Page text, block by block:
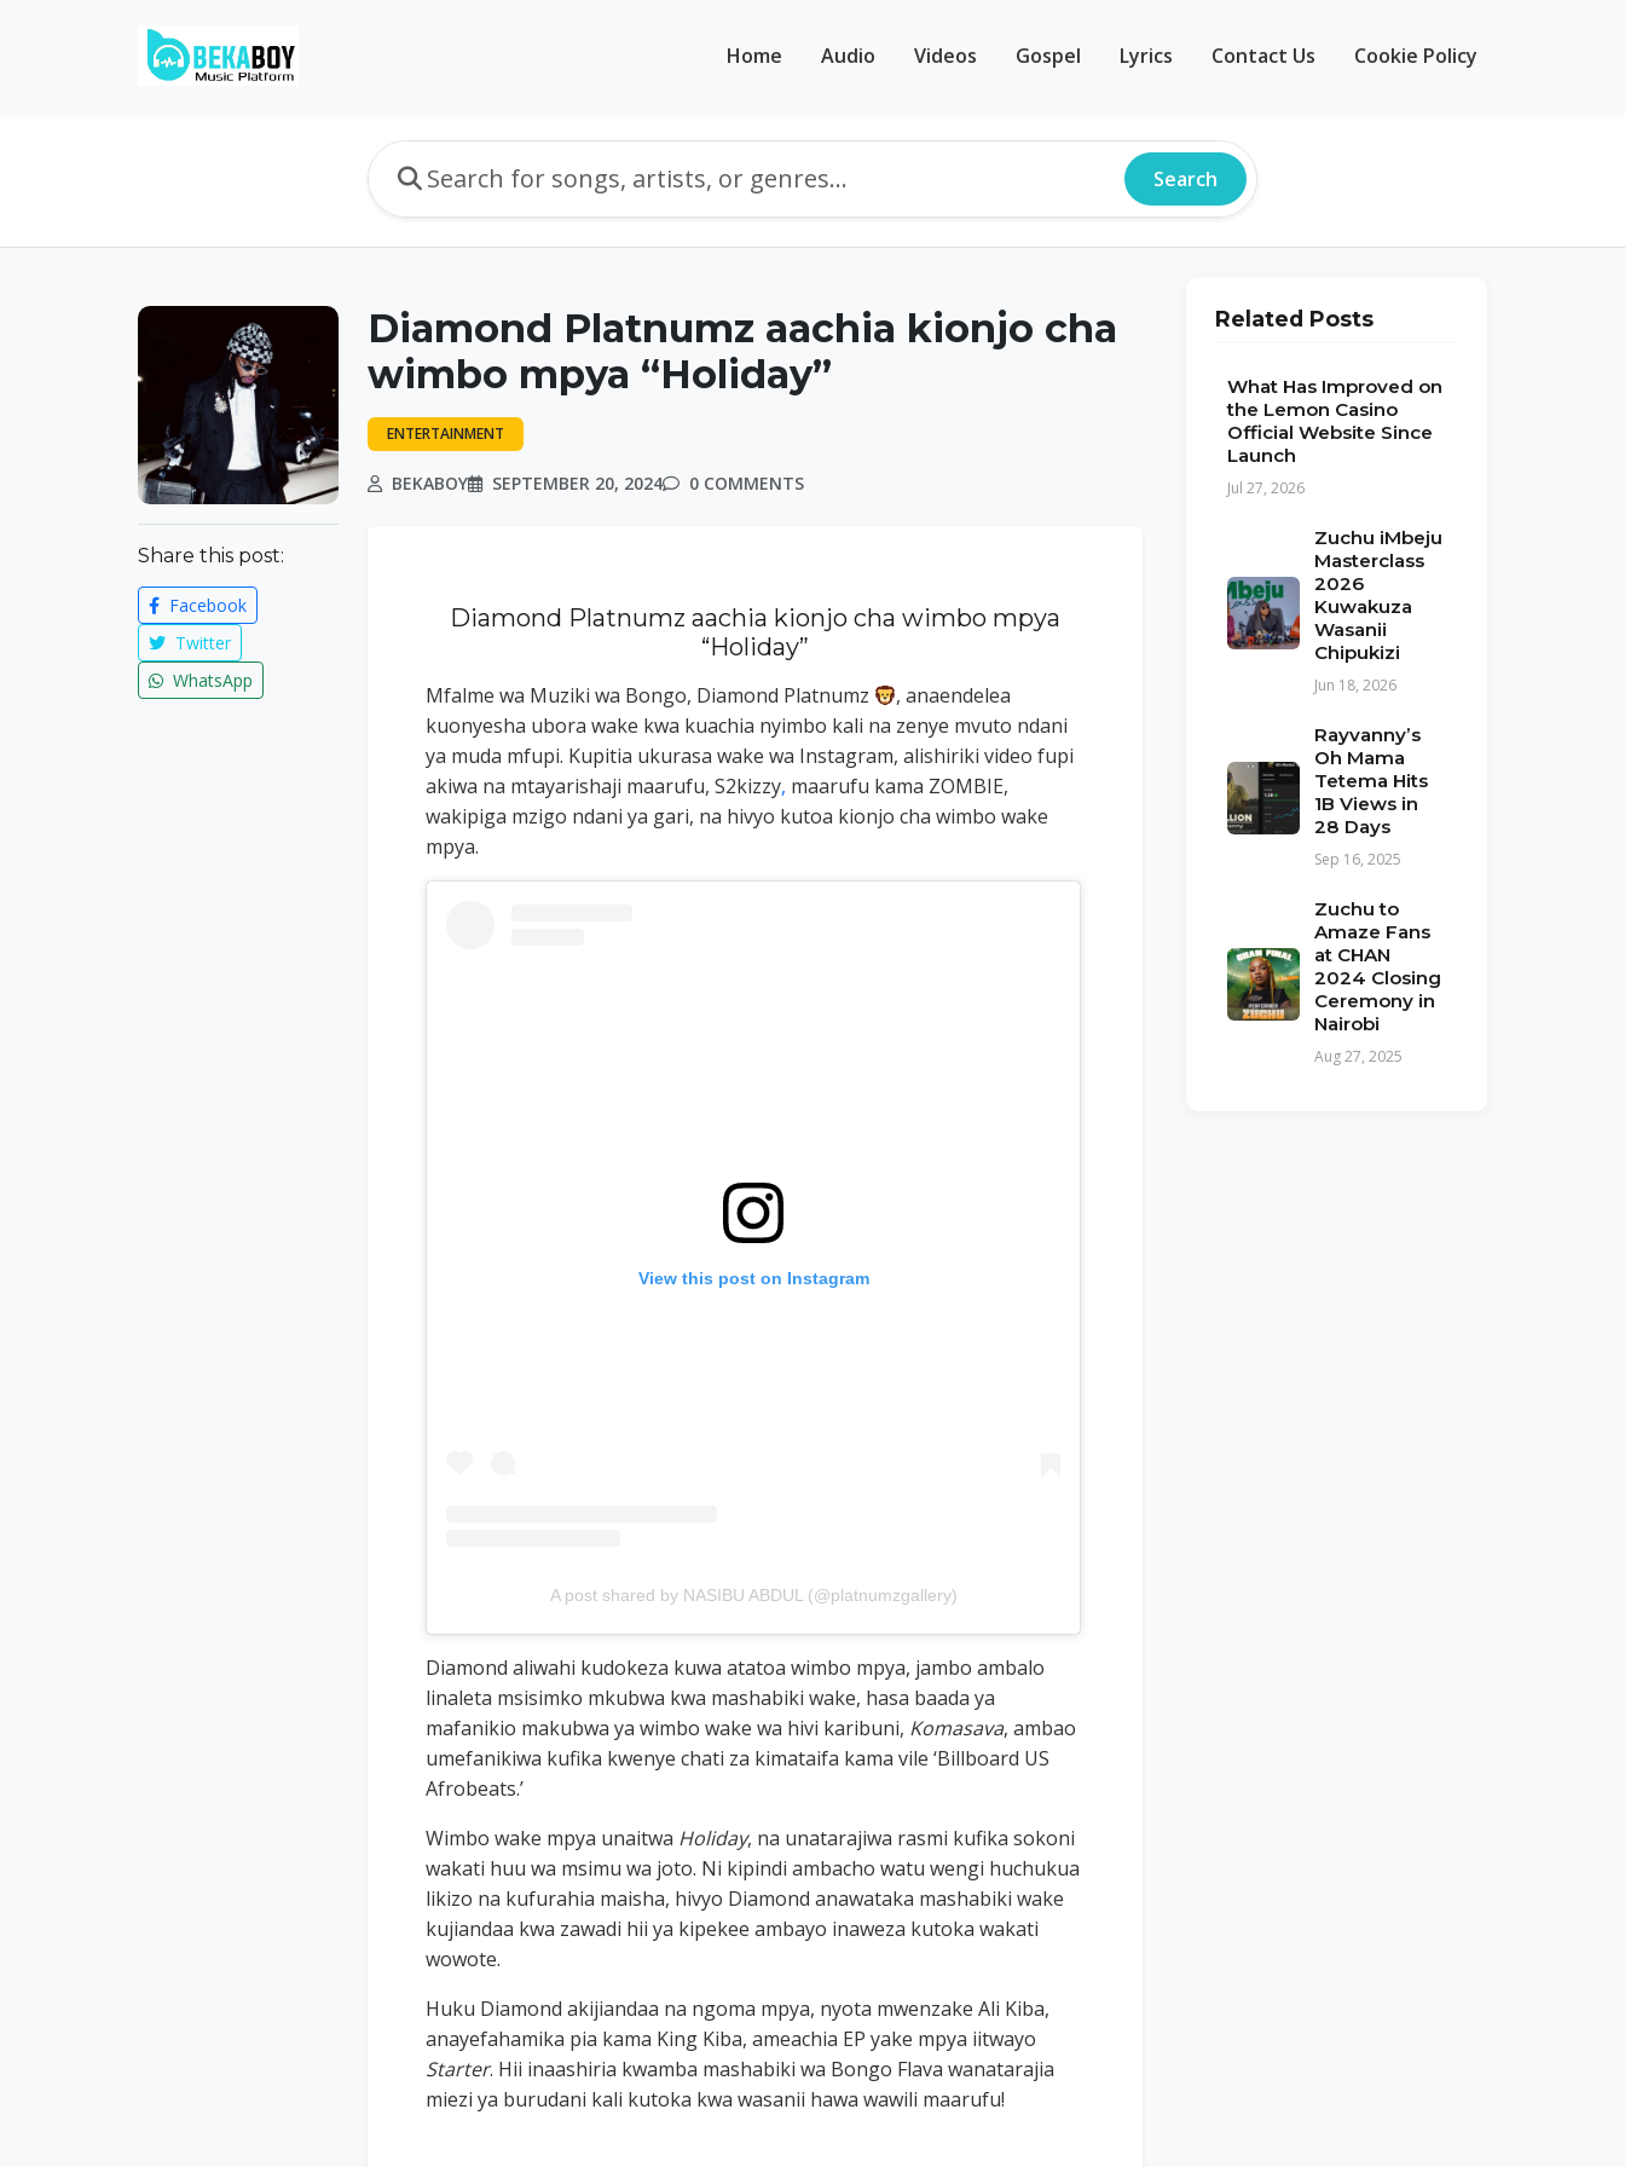
Home Audio Videos Gospel Lyrics Contact Us Cookie Policy
Search
Share this post:
Facebook
Twitter
WhatsApp
Diamond Platnumz aachia kionjo cha
wimbo mpya “Holiday”
ENTERTAINMENT
BEKABOY SEPTEMBER 20, 2024 0 COMMENTS
Diamond Platnumz aachia kionjo cha wimbo mpya
“Holiday”
Mfalme wa Muziki wa Bongo, Diamond Platnumz
, anaendelea
kuonyesha ubora wake kwa kuachia nyimbo kali na zenye mvuto ndani
ya muda mfupi. Kupitia ukurasa wake wa Instagram, alishiriki video fupi
akiwa na mtayarishaji maarufu, S2kizzy, maarufu kama ZOMBIE,
wakipiga mzigo ndani ya gari, na hivyo kutoa kionjo cha wimbo wake
mpya.
View this post on Instagram
A post shared by NASIBU ABDUL (@platnumzgallery)
Diamond aliwahi kudokeza kuwa atatoa wimbo mpya, jambo ambalo
linaleta msisimko mkubwa kwa mashabiki wake, hasa baada ya
mafanikio makubwa ya wimbo wake wa hivi karibuni, Komasava, ambao
umefanikiwa kufika kwenye chati za kimataifa kama vile ‘Billboard US
Afrobeats.’
Wimbo wake mpya unaitwa Holiday, na unatarajiwa rasmi kufika sokoni
wakati huu wa msimu wa joto. Ni kipindi ambacho watu wengi huchukua
likizo na kufurahia maisha, hivyo Diamond anawataka mashabiki wake
kujiandaa kwa zawadi hii ya kipekee ambayo inaweza kutoka wakati
wowote.
Huku Diamond akijiandaa na ngoma mpya, nyota mwenzake Ali Kiba,
anayefahamika pia kama King Kiba, ameachia EP yake mpya iitwayo
Starter. Hii inaashiria kwamba mashabiki wa Bongo Flava wanatarajia
miezi ya burudani kali kutoka kwa wasanii hawa wawili maarufu!
Related Posts
What Has Improved on
the Lemon Casino
Official Website Since
Launch
Jul 27, 2026
Zuchu iMbeju
Masterclass
2026
Kuwakuza
Wasanii
Chipukizi
Jun 18, 2026
Rayvanny’s
Oh Mama
Tetema Hits
1B Views in
28 Days
Sep 16, 2025
Zuchu to
Amaze Fans
at CHAN
2024 Closing
Ceremony in
Nairobi
Aug 27, 2025